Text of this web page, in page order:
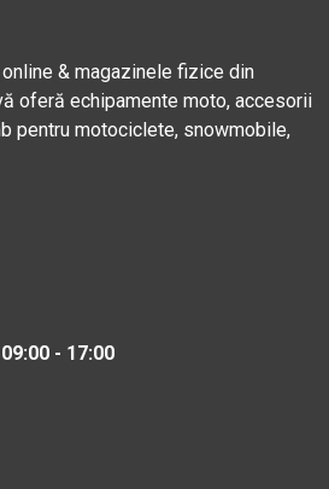
& magazinele fizice din
oferă echipamente moto, accesorii
pentru motociclete, snowmobile,
- 17:00